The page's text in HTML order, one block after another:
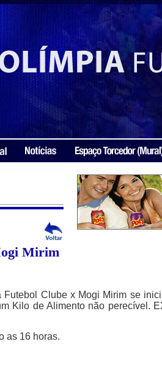
Mirim
Clube x Mogi Mirim se
Kilo de Alimento não perecível.
as 16 horas.